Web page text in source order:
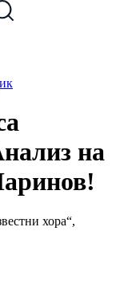
на
хора“,